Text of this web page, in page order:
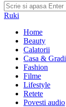
Cauta
dupa:
Ruki
Home
Beauty
Calatorii
Casa &
Fashion
Filme
Lifestyle
Retete
Povesti audio